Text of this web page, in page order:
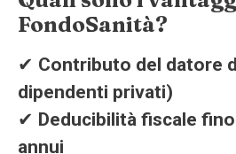
FondoSanità?
✔ Contributo del datore
dipendenti privati)
✔ Deducibilità fiscale
annui